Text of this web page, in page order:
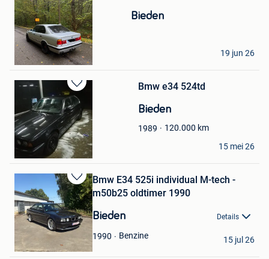
in
Mijn
Favorieten
Bieden
Toni
Sint-Truiden
19 jun 26
Bewaren
in
Mijn
Favorieten
Bmw e34 524td
Bieden
1989 120.000 km
Herman
Leopoldsburg
15 mei 26
Bewaren
in
Mijn
Favorieten
Bmw E34 525i individual M-tech -
m50b25 oldtimer 1990
Bieden Details
1990 Benzine
Kris
Heppen
15 jul 26